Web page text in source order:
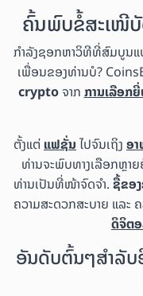
ຄົ້ນພົບຂໍ້ສະເໜີ
ກຳລັງຊອກຫາວິທີທີ່ສົມບູນ
ເພື່ອນຂອງທ່ານບໍ?
cryptoຈາກການເລືອກ
ຕັ້ງແຕ່ແຟຊັ່ນໄປຈົນເຖິງອ
ທ່ານຈະພົບທາງເລືອກຫຼາ
ທ່ານເປັນທີ່ໜ້າຈົດຈຳ.ຊື້ຂອ
ຄວາມສະດວກສະບາຍ ແລະ
ດິຈິຕ
ອັນດັບຕົ້ນໆສຳລັ